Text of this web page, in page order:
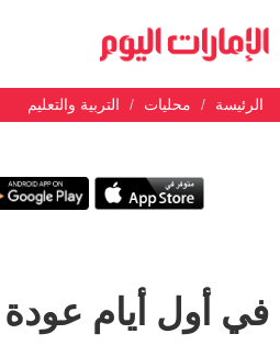
الرئيسة محليات التربية والتعليم
في أول أيام عودة